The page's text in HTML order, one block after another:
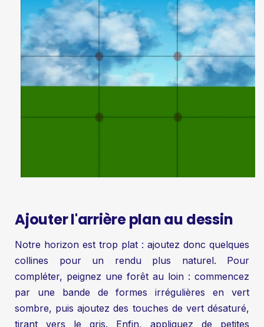
Ajouter l'arrière plan au dessin
Notre horizon est trop plat : ajoutez donc quelques
collines pour un rendu plus naturel. Pour
compléter, peignez une forêt au loin : commencez
par une bande de formes irrégulières en vert
sombre, puis ajoutez des touches de vert désaturé,
tirant vers le gris. Enfin, appliquez de petites